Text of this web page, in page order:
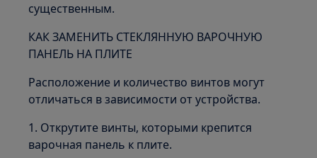
существенным.
КАК ЗАМЕНИТЬ СТЕКЛЯННУЮ ВАРОЧНУЮ
ПАНЕЛЬ НА ПЛИТЕ
Расположение и количество винтов могут
отличаться в зависимости от устройства.
1. Открутите винты, которыми крепится
варочная панель к плите.